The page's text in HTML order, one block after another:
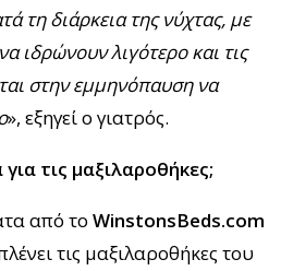
τη διάρκεια της νύχτας, με
ιδρώνουν λιγότερο και τις
στην εμμηνόπαυση να
», εξηγεί ο γιατρός.
για τις μαξιλαροθήκες;
από το WinstonsBeds.com
τις μαξιλαροθήκες του